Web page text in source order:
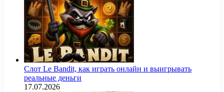
Слот Le Bandit, как играть онлайн и выигрывать
реальные деньги
17.07.2026